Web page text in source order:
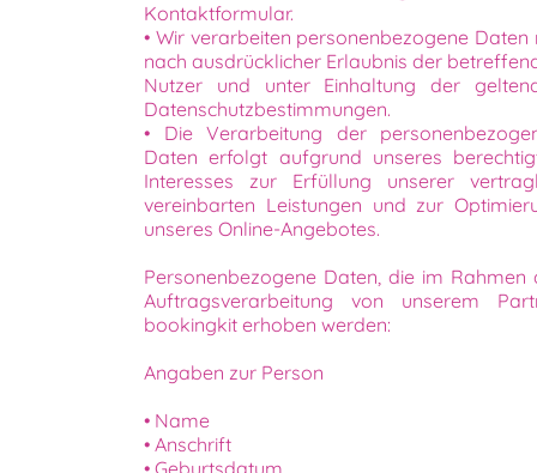
Kontaktformular.
• Wir verarbeiten personenbezogene Daten
nach ausdrücklicher Erlaubnis der
Nutzer und unter Einhaltung der
Datenschutzbestimmungen.
• Die Verarbeitung der
Daten erfolgt aufgrund unseres
Interesses zur Erfüllung unserer
vereinbarten Leistungen und zur
unseres Online-Angebotes.
Personenbezogene Daten, die im Rahmen
Auftragsverarbeitung von unserem
bookingkit erhoben werden:
Angaben zur Person
• Name
• Anschrift
• Geburtsdatum